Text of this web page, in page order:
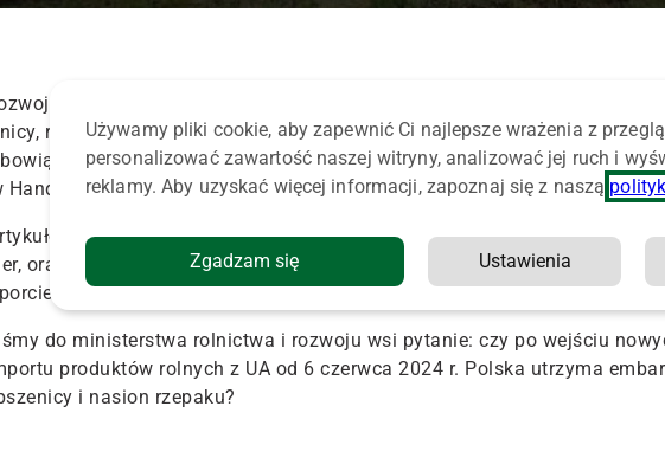
wsi zapowiada, że od 6 czerwca nie zostanie zniesione embargo
rzepaku i słonecznika oraz niektórych produktów ich przetwórstwa.
do 5 czerwca 2025 r. rozporządzenia PE i Rady w sprawie
(ATM) dla Ukrainy.
rolnych importowanych do UE będą obowiązywać kontyngenty
oraz owies, którego import do naszego kraju jest śladowy. Nie będzie
pszenicy, czego obawiają się polscy rolnicy.
do ministerstwa rolnictwa i rozwoju wsi pytanie: czy po wejściu
produktów rolnych z UA od 6 czerwca 2024 r. Polska utrzyma
i nasion rzepaku?
Używamy pliki cookie, aby zapewnić Ci najlepsze wrażenia z
personalizować zawartość naszej witryny, analizować jej ruch i
reklamy. Aby uzyskać więcej informacji, zapoznaj się z naszą
Zgadzam się Ustawienia